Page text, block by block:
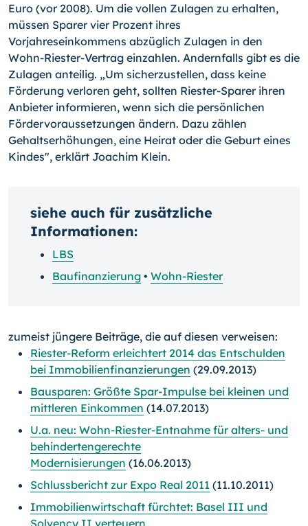
Euro (vor 2008). Um die vollen Zulagen zu erhalten,
müssen Sparer vier Prozent ihres
Vorjahreseinkommens abzüglich Zulagen in den
Wohn-Riester-Vertrag einzahlen. Andernfalls gibt es die
Zulagen anteilig. „Um sicherzustellen, dass keine
Förderung verloren geht, sollten Riester-Sparer ihren
Anbieter informieren, wenn sich die persönlichen
Fördervoraussetzungen ändern. Dazu zählen
Gehaltserhöhungen, eine Heirat oder die Geburt eines
Kindes", erklärt Joachim Klein.
siehe auch für zusätzliche
Informationen:
LBS
Baufinanzierung • Wohn-Riester
zumeist jüngere Beiträge, die auf diesen verweisen:
Riester-Reform erleichtert 2014 das Entschulden
bei Immobilienfinanzierungen (29.09.2013)
Bausparen: Größte Spar-Impulse bei kleinen und
mittleren Einkommen (14.07.2013)
U.a. neu: Wohn-Riester-Entnahme für alters- und
behindertengerechte
Modernisierungen (16.06.2013)
Schlussbericht zur Expo Real 2011 (11.10.2011)
Immobilienwirtschaft fürchtet: Basel III und